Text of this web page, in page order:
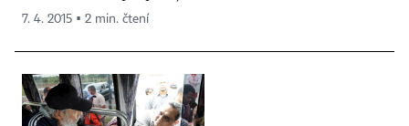
7. 4. 2015 ▪ 2 min. čtení